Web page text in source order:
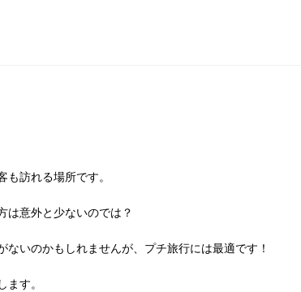
訪れる場所です。
は意外と少ないのでは？
いのかもしれませんが、プチ旅行には最適です！
す。